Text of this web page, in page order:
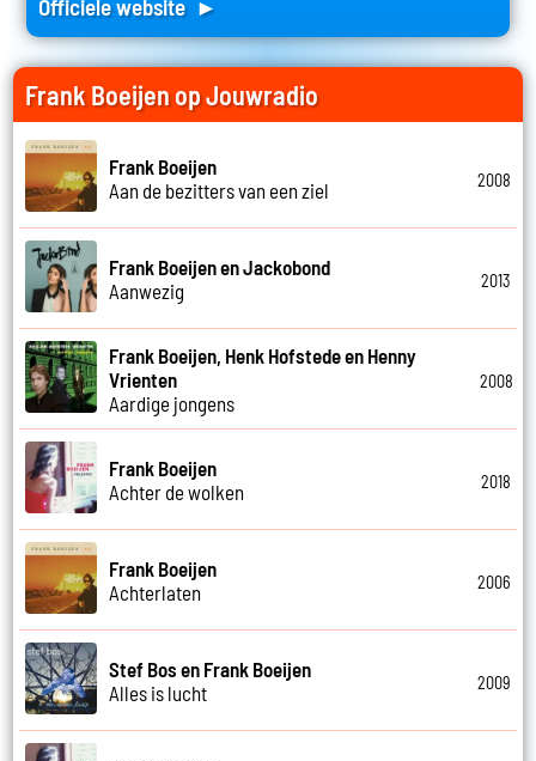
Officiele website ►
Frank Boeijen op Jouwradio
Frank Boeijen
Aan de bezitters van een ziel
2008
Frank Boeijen en Jackobond
Aanwezig
2013
Frank Boeijen, Henk Hofstede en Henny
Vrienten
Aardige jongens
2008
Frank Boeijen
Achter de wolken
2018
Frank Boeijen
Achterlaten
2006
Stef Bos en Frank Boeijen
Alles is lucht
2009